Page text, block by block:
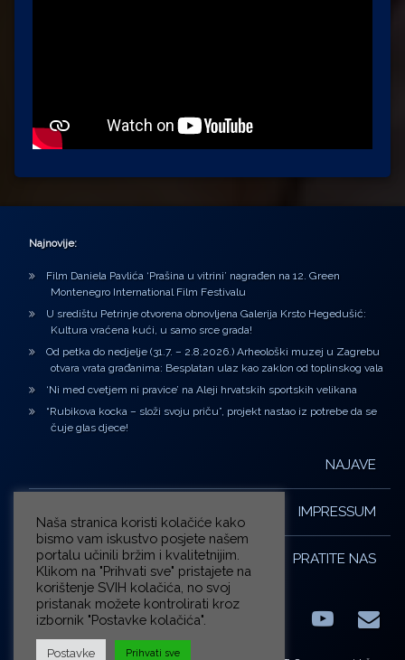
Najnovije:
Film Daniela Pavlića ‘Prašina u vitrini’ nagrađen na 12. Green
Montenegro International Film Festivalu
U središtu Petrinje otvorena obnovljena Galerija Krsto Hegedušić:
Kultura vraćena kući, u samo srce grada!
Od petka do nedjelje (31.7. – 2.8.2026.) Arheološki muzej u Zagrebu
otvara vrata građanima: Besplatan ulaz kao zaklon od toplinskog vala
‘Ni med cvetjem ni pravice’ na Aleji hrvatskih sportskih velikana
“Rubikova kocka – složi svoju priču”, projekt nastao iz potrebe da se
čuje glas djece!
NAJAVE
IMPRESSUM
PRATITE NAS
FacebookLinkedIn E-
Naša stranica koristi kolačiće kako
bismo vam iskustvo posjete našem
portalu učinili bržim i kvalitetnijim.
Klikom na "Prihvati sve" pristajete na
korištenje SVIH kolačića, no svoj
pristanak možete kontrolirati kroz
izbornik "Postavke kolačića".
Postavke Prihvati sve